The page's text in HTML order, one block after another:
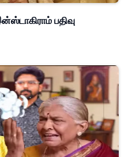
பதிவு